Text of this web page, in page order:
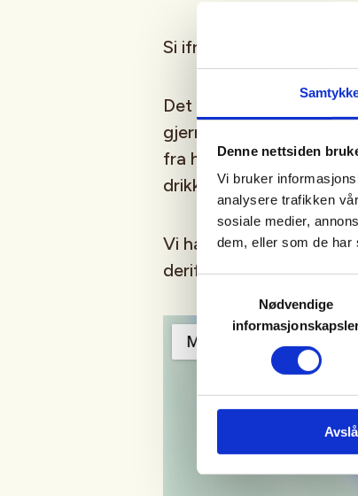
Denne nettsiden
Vi bruker
analysere trafikken
sosiale medier,
dem, eller som de har
Nødvendige
Avslå
Si ifra noen dager før
Det du trenger er en
gjerne noen beger eller
fra hverandre. Kniv og
drikke.
Vi har felles oppmøte
derifra til turområdet.